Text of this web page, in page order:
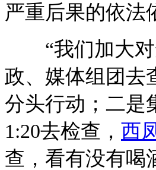
严重后果的依法
“我们加大对
政、媒体组团去
分头行动；二是
1:20去检查， 西
查，看有没有喝